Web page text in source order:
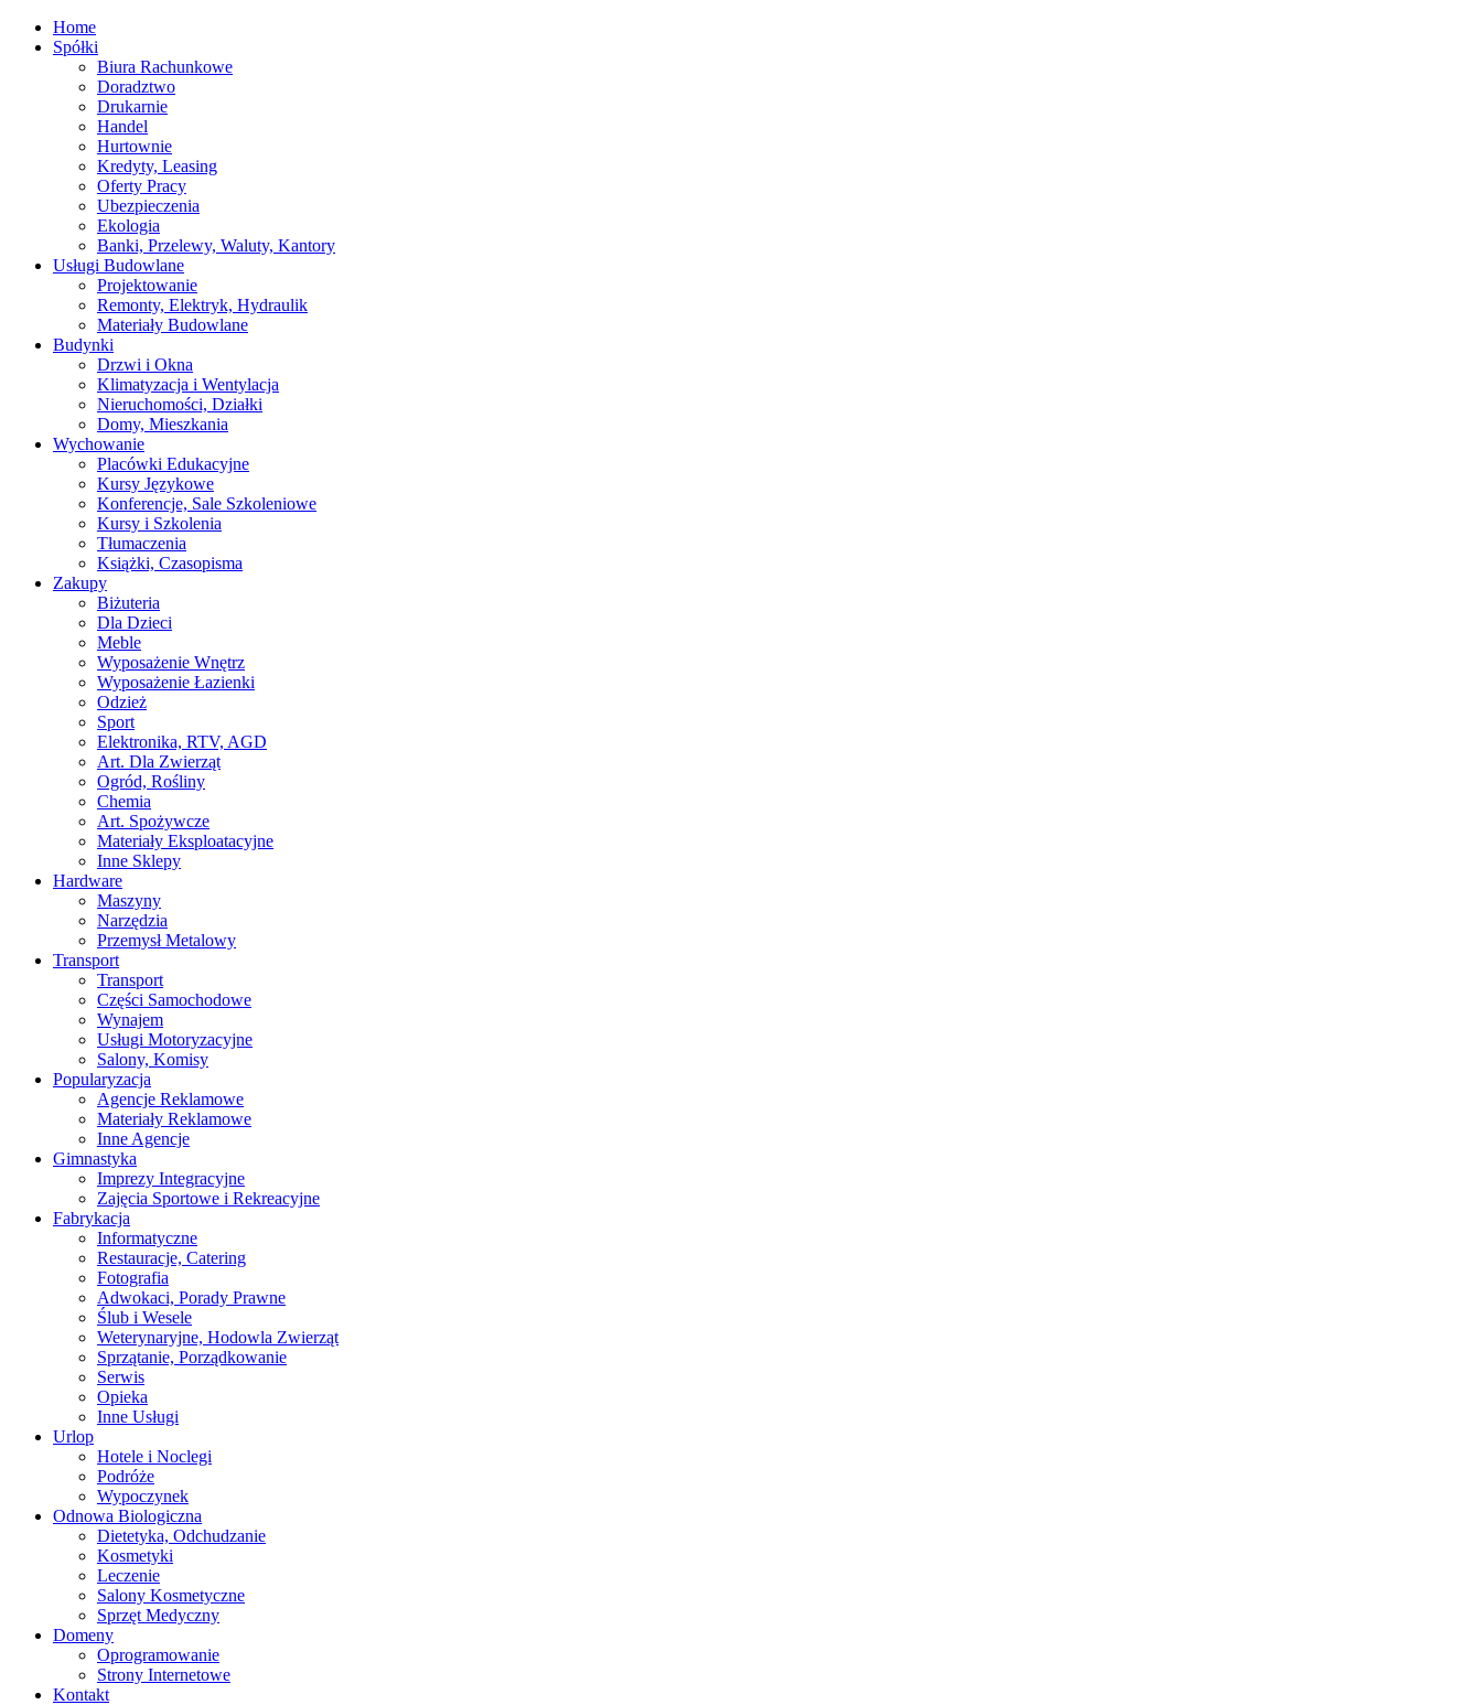
Home
Spółki
Biura Rachunkowe
Doradztwo
Drukarnie
Handel
Hurtownie
Kredyty, Leasing
Oferty Pracy
Ubezpieczenia
Ekologia
Banki, Przelewy, Waluty, Kantory
Usługi Budowlane
Projektowanie
Remonty, Elektryk, Hydraulik
Materiały Budowlane
Budynki
Drzwi i Okna
Klimatyzacja i Wentylacja
Nieruchomości, Działki
Domy, Mieszkania
Wychowanie
Placówki Edukacyjne
Kursy Językowe
Konferencje, Sale Szkoleniowe
Kursy i Szkolenia
Tłumaczenia
Książki, Czasopisma
Zakupy
Biżuteria
Dla Dzieci
Meble
Wyposażenie Wnętrz
Wyposażenie Łazienki
Odzież
Sport
Elektronika, RTV, AGD
Art. Dla Zwierząt
Ogród, Rośliny
Chemia
Art. Spożywcze
Materiały Eksploatacyjne
Inne Sklepy
Hardware
Maszyny
Narzędzia
Przemysł Metalowy
Transport
Transport
Części Samochodowe
Wynajem
Usługi Motoryzacyjne
Salony, Komisy
Popularyzacja
Agencje Reklamowe
Materiały Reklamowe
Inne Agencje
Gimnastyka
Imprezy Integracyjne
Zajęcia Sportowe i Rekreacyjne
Fabrykacja
Informatyczne
Restauracje, Catering
Fotografia
Adwokaci, Porady Prawne
Ślub i Wesele
Weterynaryjne, Hodowla Zwierząt
Sprzątanie, Porządkowanie
Serwis
Opieka
Inne Usługi
Urlop
Hotele i Noclegi
Podróże
Wypoczynek
Odnowa Biologiczna
Dietetyka, Odchudzanie
Kosmetyki
Leczenie
Salony Kosmetyczne
Sprzęt Medyczny
Domeny
Oprogramowanie
Strony Internetowe
Kontakt